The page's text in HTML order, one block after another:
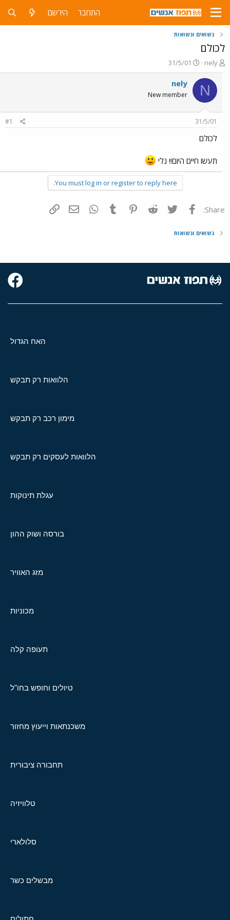
התחבר הירשם
נשואים ונשואות
לכולם
פ
ו
ת
ח
ה
ש
א
nely
פ
ו
31/5/01
N
nely
New member
31/5/01
#1
לכולם
תעשו חיים היום!! נלי
You must log in or register to reply here.
Share: פייסבוק Twitter
Reddit
Pinterest
Tumblr
WhatsAppדואר אלקטרוני
נשואים ונשואות
האח הגדול
הלוואות רק תבקש
מימון רכב רק תבקש
הלוואות לעסקים רק תבקש
עגלת תינוקות
בורסה ושוק ההון
מזג האוויר
מכוניות
תעופה קלה
טיולים וחופש בחו"ל
משכנתאות וייעוץ מחזור
תחבורה ציבורית
טלוויזיה
סלולארי
מבשלים כשר